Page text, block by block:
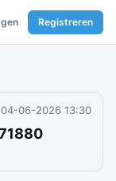
Registreren
04-06-2026 13:30